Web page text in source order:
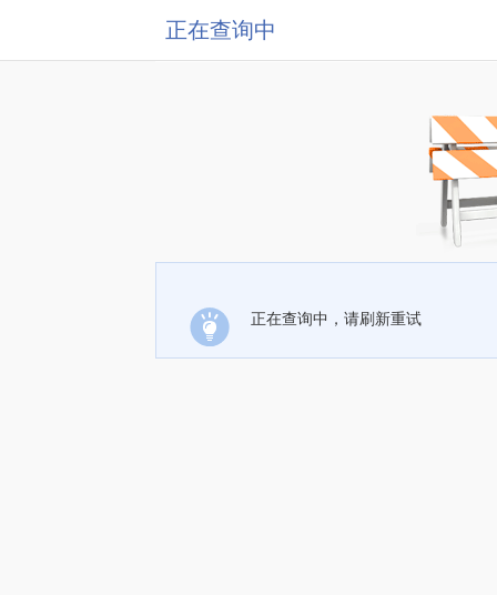
正在查询中
正在查询中，请刷新重试